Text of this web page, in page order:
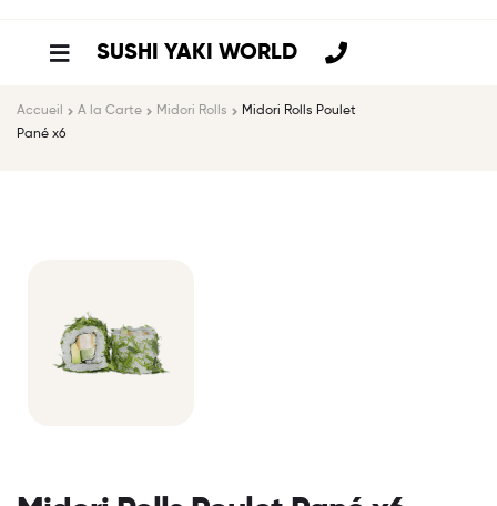
SUSHI YAKI WORLD
Accueil A la Carte Midori Rolls
Midori Rolls Poulet
Pané x6